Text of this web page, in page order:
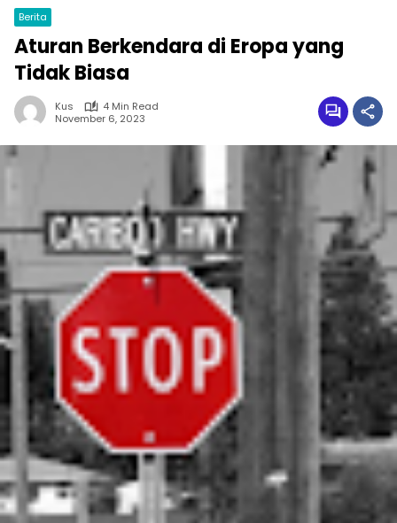
Berita
Aturan Berkendara di Eropa yang
Tidak Biasa
Kus
4 Min Read
November 6, 2023